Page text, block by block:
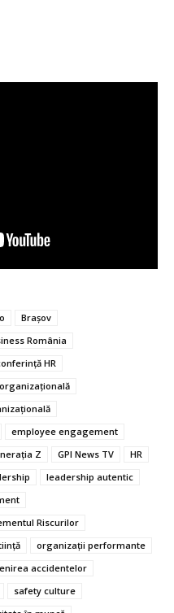
Brașov
România
HR
employee engagement
Z GPI News TV
HR
leadership autentic
Riscurilor
organizații performante
accidentelor
safety culture